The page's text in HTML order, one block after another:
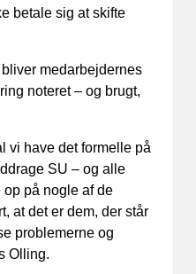
betale sig at skifte
medarbejdernes
noteret – og brugt,
vi have det formelle på
SU – og alle
på nogle af de
at det er dem, der står
problemerne og
Olling.